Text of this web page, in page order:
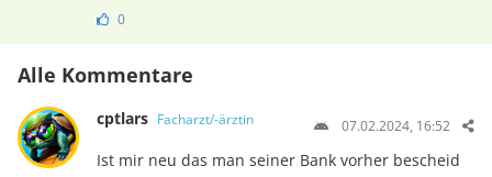
0
Alle Kommentare
cptlars Facharzt/-ärztin 07.02.2024, 16:52
Ist mir neu das man seiner Bank vorher bescheid